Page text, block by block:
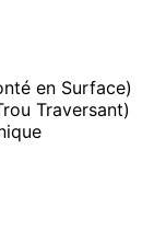
en Surface)
Traversant)